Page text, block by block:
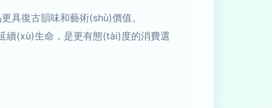
具復古韻味和藝術(shù)價值。
續(xù)生命，是更有態(tài)度的消費選